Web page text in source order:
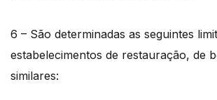
6 – São determinadas as seguintes
estabelecimentos de restauração, de
similares: